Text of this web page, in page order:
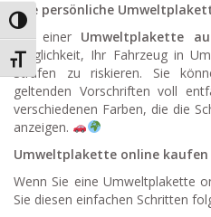
Umschalten auf hohe Kontraste
Schrift vergrößern
Ihre persönliche
Mit einer Umweltplakette
Möglichkeit, Ihr Fahrzeug in
Strafen zu riskieren. Sie
geltenden Vorschriften voll
verschiedenen Farben, die die
anzeigen.
Umweltplakette online kaufen
Wenn Sie eine Umweltplakette
Sie diesen einfachen Schritten